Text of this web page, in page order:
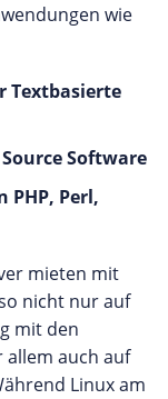
wie
Textbasierte
Software
Perl,
mieten mit
nicht nur auf
mit den
allem auch auf
Linux am